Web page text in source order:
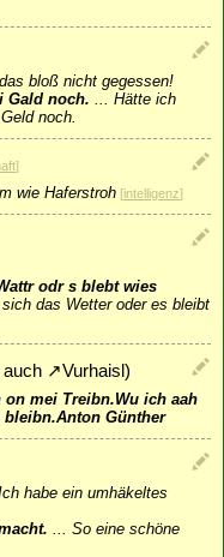
bloß nicht gegessen!
Gald noch. ... Hätte ich
noch.
]
wie Haferstroh [intelligenz]
odr s blebt wies
das Wetter oder es bleibt
auch ↗Vurhaisl )
mei Treibn.Wu ich aah
Günther
habe ein umhäkeltes
... So eine schöne